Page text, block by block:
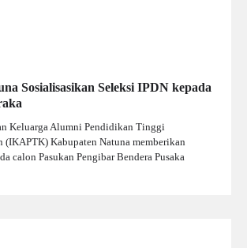
Sosialisasikan Seleksi IPDN kepada
Keluarga Alumni Pendidikan Tinggi
(IKAPTK) Kabupaten Natuna memberikan
calon Pasukan Pengibar Bendera Pusaka